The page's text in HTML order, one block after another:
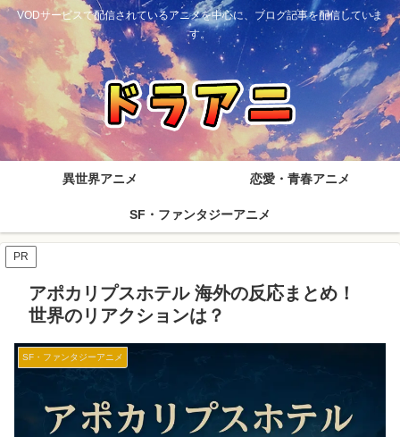
VODサービスで配信されているアニメを中心に、ブログ記事を配信していま
す。
異世界アニメ 恋愛・青春アニメ
SF・ファンタジーアニメ
PR
アポカリプスホテル 海外の反応まとめ！
世界のリアクションは？
SF・ファンタジーアニメ